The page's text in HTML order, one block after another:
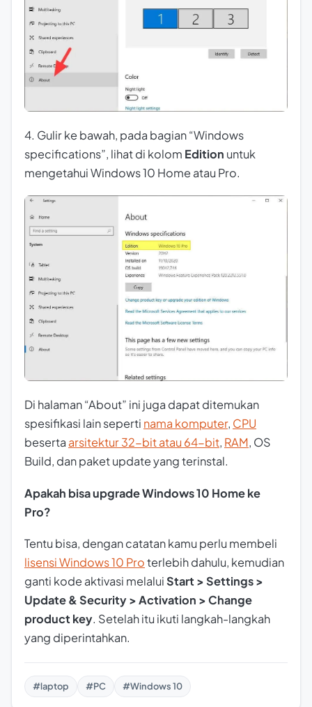
4. Gulir ke bawah, pada bagian “Windows
specifications”, lihat di kolom Edition untuk
mengetahui Windows 10 Home atau Pro.
Di halaman “About” ini juga dapat ditemukan
spesifikasi lain seperti nama komputer, CPU
beserta arsitektur 32-bit atau 64-bit, RAM, OS
Build, dan paket update yang terinstal.
Apakah bisa upgrade Windows 10 Home ke
Pro?
Tentu bisa, dengan catatan kamu perlu membeli
lisensi Windows 10 Proterlebih dahulu, kemudian
ganti kode aktivasi melalui Start > Settings >
Update & Security > Activation > Change
product key. Setelah itu ikuti langkah-langkah
yang diperintahkan.
#laptop #PC #Windows 10